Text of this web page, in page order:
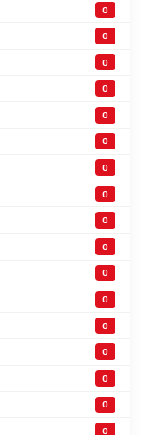
0
0
0
0
0
0
0
0
0
0
0
0
0
0
0
0
0